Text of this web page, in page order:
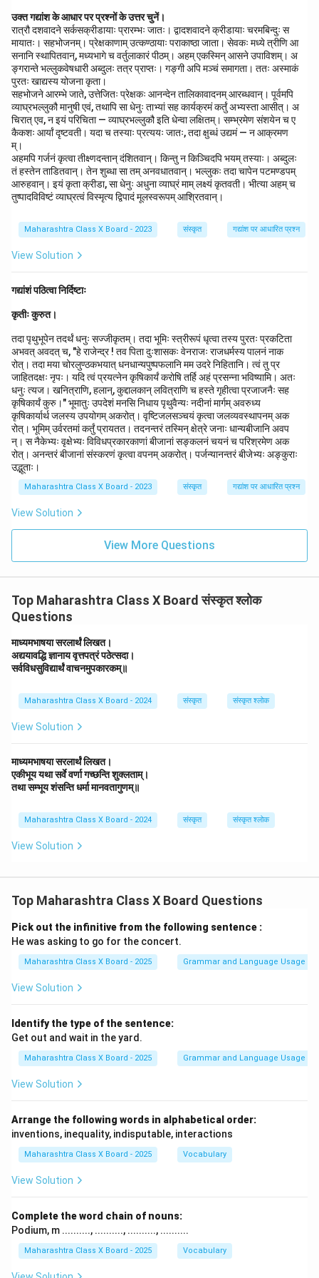
धर्मस्य अभिन्नम् अङ्गम् अस्ति। कोऽपि धर्मः मानवतां विना पूर्णः न
भवति। मानवता एव सर्वेषां धर्माणां सारः अस्ति।
(The meaning of this shloka is that just as the
sweetness of sugar or the saltiness of salt becomes
an inseparable part of water, similarly, humanity is an
inseparable part of every religion. No religion is
complete without humanity. Humanity is the essence
of all religions.)
Download Solution in PDF
उक्त गद्यांश के आधार पर प्रश्नों के उत्तर चुनें।
रात्रौ दशवादने सर्कसक्रीडायाः प्रारम्भः जातः। द्वादशवादने क्रीडायाः चरमबिन्दुः स
मायातः। सहभोजनम्। प्रेक्षकाणाम् उत्कण्ठायाः पराकाष्ठा जाता। सेवकः मध्ये त्रीणि आ
सनानि स्थापितवान्, मध्यभागे च वर्तुलाकारं पीठम्। अहम् एकस्मिन् आसने उपाविशम्। अ
ङ्गरान्ते भल्लुकवेषधारी अब्दुलः तत्र प्राप्तः। गङ्गी अपि मञ्चं समागता। ततः अस्माकं
पुरतः खाद्यस्य योजना कृता।
सहभोजने आरम्भे जाते, उत्तेजितः प्रेक्षकः आनन्देन तालिकावादनम् आरब्धवान्। पूर्वमपि
व्याघ्रभल्लुकौ मानुषी एवं, तथापि सा धेनुः ताभ्यां सह कार्यक्रमं कर्तुं अभ्यस्ता आसीत्। अ
चिरात् एव, न इयं परिचिता — व्याघ्रभल्लुकौ इति धेन्वा लक्षितम्। सम्भ्रमेण संशयेन च ए
कैकशः आर्यां दृष्टवती। यदा च तस्याः प्रत्ययः जातः, तदा क्षुब्धं उद्यमं — न आक्रमण
म्।
अहमपि गर्जनं कृत्वा तीक्ष्णदन्तान् दंशितवान्। किन्तु न किञ्चिदपि भयम् तस्याः। अब्दुलः
तं हस्तेन ताडितवान्। तेन शुब्धा सा तम् अनवधातवान्। भल्लुकः तदा चापेन पटमण्डपम्
आरुहवान्। इयं कृता क्रीडा, सा धेनुः अधुना व्याघ्रं माम् लक्ष्यं कृतवती। भीत्या अहम् च
तुष्पादविविष्टं व्याघ्रत्वं विस्मृत्य द्विपादं मूलस्वरूपम् आश्रितवान्।
Maharashtra Class X Board - 2023 संस्कृत गद्यांश पर आधारित प्रश्न
View Solution
गद्यांशं पठित्वा निर्दिष्टाः
कृतीः कुरुत।
तदा पृथुभूपेन तदर्थं धनुः सज्जीकृतम्। तदा भूमिः स्त्रीरूपं धृत्वा तस्य पुरतः प्रकटिता
अभवत् अवदत् च, "हे राजेन्द्र ! तव पिता दुःशासकः वेनराजः राजधर्मस्य पालनं नाक
रोत्। तदा मया चोरलुण्ठकभयात् धनधान्यपुष्पफलानि मम उदरे निहितानि। त्वं तु प्र
जाहितदक्षः नृपः। यदि त्वं प्रयत्नेन कृषिकार्यं करोषि तर्हि अहं प्रसन्ना भविष्यामि। अतः
धनुः त्यज। खनित्राणि, हलान्, कुद्दालकान् लवित्राणि च हस्ते गृहीत्वा प्रजाजनैः सह
कृषिकार्यं कुरु।" भूमातुः उपदेशं मनसि निधाय पृथुवैन्यः नदीनां मार्गम् अवरुध्य
कृषिकार्यार्थ जलस्य उपयोगम् अकरोत्। वृष्टिजलसञ्चयं कृत्वा जलव्यवस्थापनम् अक
रोत्। भूमिम् उर्वरतमां कर्तुं प्रायतत। तदनन्तरं तस्मिन् क्षेत्रे जनाः धान्यबीजानि अवप
न्। स नैकेभ्यः वृक्षेभ्यः विविधप्रकारकाणां बीजानां सङ्कलनं चयनं च परिश्रमेण अक
रोत्। अनन्तरं बीजानां संस्करणं कृत्वा वपनम् अकरोत्। पर्जन्यानन्तरं बीजेभ्यः अङ्कुराः
उद्भूताः।
Maharashtra Class X Board - 2023 संस्कृत गद्यांश पर आधारित प्रश्न
View Solution
View More Questions
Top Maharashtra Class X Board संस्कृत श्लोक
Questions
माध्यमभाषया सरलार्थं लिखत।
अद्ययावद्धि ज्ञानाय वृत्तपत्रं पठेत्सदा।
सर्वविधसुविद्यार्थं वाचनमुपकारकम्॥
Maharashtra Class X Board - 2024 संस्कृत संस्कृत श्लोक
View Solution
माध्यमभाषया सरलार्थं लिखत।
एकीभूय यथा सर्वे वर्णा गच्छन्ति शुक्लताम्।
तथा सम्भूय शंसन्ति धर्मा मानवतागुणम्॥
Maharashtra Class X Board - 2024 संस्कृत संस्कृत श्लोक
View Solution
Top Maharashtra Class X Board Questions
Pick out the infinitive from the following sentence :
He was asking to go for the concert.
Maharashtra Class X Board - 2025 Grammar and Language Usage
View Solution
Identify the type of the sentence:
Get out and wait in the yard.
Maharashtra Class X Board - 2025 Grammar and Language Usage
View Solution
Arrange the following words in alphabetical order:
inventions, inequality, indisputable, interactions
Maharashtra Class X Board - 2025 Vocabulary
View Solution
Complete the word chain of nouns:
Podium, m .........., .........., .........., ..........
Maharashtra Class X Board - 2025 Vocabulary